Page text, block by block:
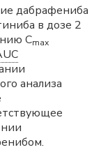
дабрафениба
в дозе 2
Сmах
анализа